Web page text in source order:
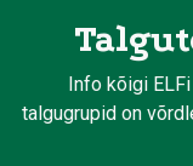
Info kõigi
talgugrupid on